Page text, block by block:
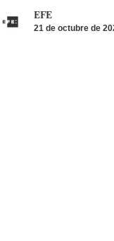
EFE
21 de octubre de